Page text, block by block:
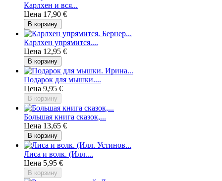
Карлхен и вся...
Цена 17,90 €
В корзину
Карлхен упрямится....
Цена 12,95 €
В корзину
Подарок для мышки....
Цена 9,95 €
В корзину
Большая книга сказок,...
Цена 13,65 €
В корзину
Лиса и волк. (Илл....
Цена 5,95 €
В корзину